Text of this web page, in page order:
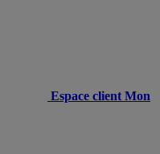
Espace client Mon